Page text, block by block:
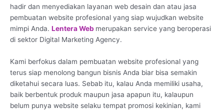
hadir dan menyediakan layanan web desain dan atau jasa
pembuatan website profesional yang siap wujudkan website
mimpi Anda. Lentera Web merupakan service yang beroperasi
di sektor Digital Marketing Agency.
Kami berfokus dalam pembuatan website profesional yang
terus siap menolong bangun bisnis Anda biar bisa semakin
diketahui secara luas. Sebab itu, kalau Anda memiliki usaha,
baik berbentuk produk maupun jasa apapun itu, kalaupun
belum punya website selaku tempat promosi kekinian, kami